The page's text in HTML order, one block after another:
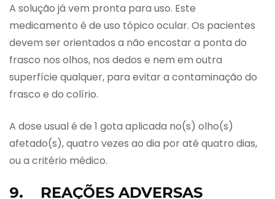
A solução já vem pronta para uso. Este
medicamento é de uso tópico ocular. Os pacientes
devem ser orientados a não encostar a ponta do
frasco nos olhos, nos dedos e nem em outra
superfície qualquer, para evitar a contaminação do
frasco e do colírio.
A dose usual é de 1 gota aplicada no(s) olho(s)
afetado(s), quatro vezes ao dia por até quatro dias,
ou a critério médico.
9. REAÇÕES ADVERSAS